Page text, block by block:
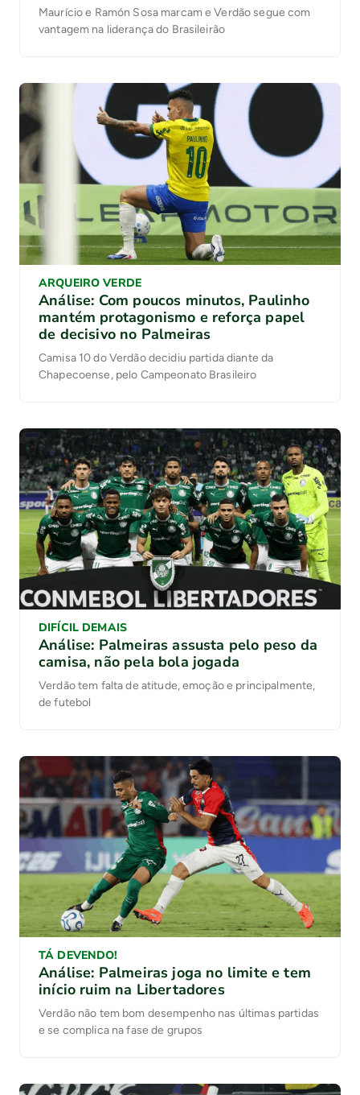
Maurício e Ramón Sosa marcam e Verdão segue com
vantagem na liderança do Brasileirão
ARQUEIRO VERDE
Análise: Com poucos minutos, Paulinho
mantém protagonismo e reforça papel
de decisivo no Palmeiras
Camisa 10 do Verdão decidiu partida diante da
Chapecoense, pelo Campeonato Brasileiro
DIFÍCIL DEMAIS
Análise: Palmeiras assusta pelo peso da
camisa, não pela bola jogada
Verdão tem falta de atitude, emoção e principalmente,
de futebol
TÁ DEVENDO!
Análise: Palmeiras joga no limite e tem
início ruim na Libertadores
Verdão não tem bom desempenho nas últimas partidas
e se complica na fase de grupos